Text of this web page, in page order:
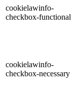
cookielawinfo-
checkbox-functional
cookielawinfo-
checkbox-necessary